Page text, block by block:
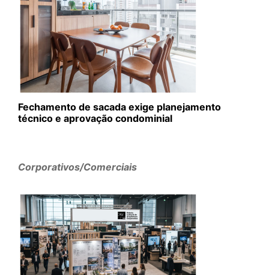
Fechamento de sacada exige planejamento
técnico e aprovação condominial
Corporativos/Comerciais